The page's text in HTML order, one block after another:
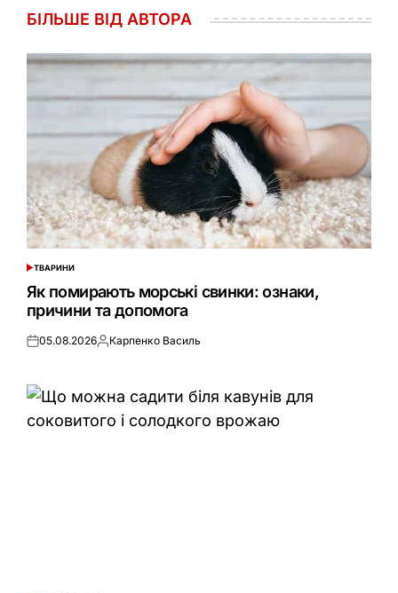
БІЛЬШЕ ВІД АВТОРА
ОПУБЛІКУВАТИ
ТВАРИНИ
Як помирають морські свинки: ознаки,
причини та допомога
Оприлюднено
05.08.2026Опубліковано
Карпенко Василь